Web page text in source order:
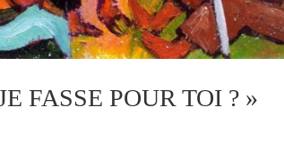
FASSE POUR TOI ? »